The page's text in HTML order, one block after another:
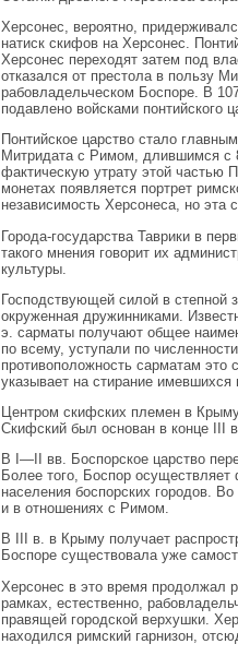
Херсонес, вероятно,
натиск скифов на Херсонес.
Херсонес переходят затем под
отказался от престола в пользу
рабовладельческом Боспоре. В
подавлено войсками понтийского
Понтийское царство стало
Митридата с Римом, длившимся с
фактическую утрату этой частью
монетах появляется портрет
независимость Херсонеса, но эта
Города-государства Таврики в
такого мнения говорит их
культуры.
Господствующей силой в степной
окруженная дружинниками.
э. сарматы получают общее
по всему, уступали по
противоположность сарматам это
указывает на стирание
Центром скифских племен в
Скифский был основан в конце III
В I—II вв. Боспорское царство
Более того, Боспор
населения боспорских городов.
и в отношениях с Римом.
В III в. в Крыму получает
Боспоре существовала уже
Херсонес в это время продолжал
рамках, естественно,
правящей городской верхушки.
находился римский гарнизон,